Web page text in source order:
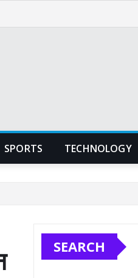
SPORTS TECHNOLOGY
SEARCH